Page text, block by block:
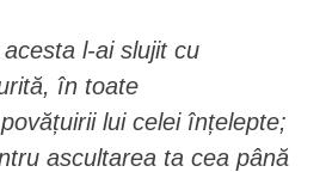
l-ai slujit cu
în toate
lui celei înțelepte;
ascultarea ta cea până